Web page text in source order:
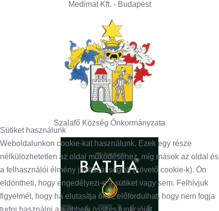
Medimat Kft. - Budapest
Szalafő Község Önkormányzata
Sütiket használunk
Weboldalunkon cookie-kat használunk. Ezek egy része
nélkülözhetetlen az oldal működéséhez, míg mások az oldal és
a felhasználói élmény javítását segítik (követő cookie-k). Ön
eldöntheti, hogy engedélyezi-e a sütiket vagy sem. Felhívjuk
figyelmét, hogy ha elutasítja őket, előfordulhat, hogy nem fogja
tudni használni a webhely összes funkcióját.